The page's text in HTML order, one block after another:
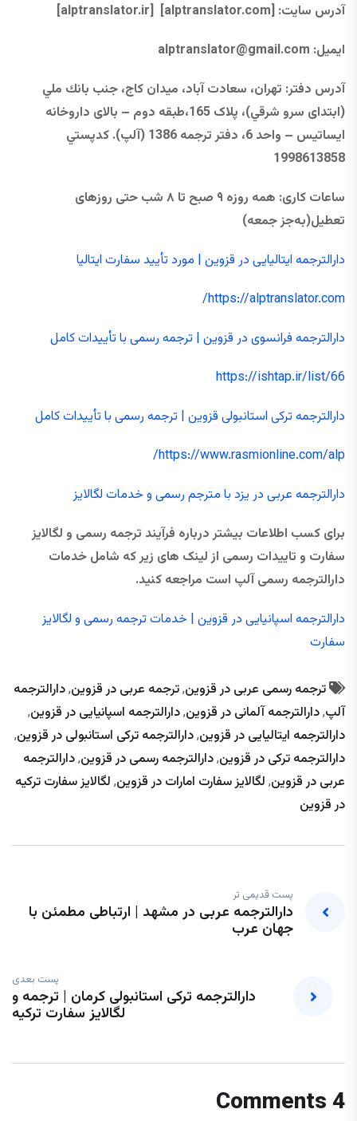
آدرس سایت: [alptranslator.com]
[alptranslator.ir]
ایمیل:
alptranslator@gmail.com
آدرس دفتر: تهران، سعادت آباد، ميدان كاج، جنب بانك ملي
(ابتدای سرو شرقي)، پلاک 165،طبقه دوم – بالای داروخانه
ایساتیس – واحد 6، دفتر ترجمه 1386 (آلپ)
. كدپستي
1998613858
ساعات کاری: همه ‌روزه ۹ صبح تا ۸ شب حتی روزهای
تعطیل(به‌جز جمعه)
دارالترجمه ایتالیایی در قزوین | مورد تأیید سفارت ایتالیا
https://alptranslator.com/
دارالترجمه فرانسوی در قزوین | ترجمه رسمی با تأییدات کامل
https://ishtap.ir/list/66
دارالترجمه ترکی استانبولی قزوین | ترجمه رسمی با تأییدات کامل
https://www.rasmionline.com/alp/
دارالترجمه عربی در یزد با مترجم رسمی و خدمات لگالایز
برای کسب اطلاعات بیشتر درباره فرآیند ترجمه رسمی و لگالایز
سفارت و تاییدات رسمی از لینک های زیر که شامل خدمات
دارالترجمه رسمی آلپ است مراجعه کنید.
دارالترجمه اسپانیایی در قزوین | خدمات ترجمه رسمی و لگالایز
سفارت
ترجمه رسمی عربی در قزوین,ترجمه عربی در قزوین,دارالترجمه
آلپ,دارالترجمه آلمانی در قزوین,دارالترجمه اسپانیایی در قزوین,
دارالترجمه ایتالیایی در قزوین,دارالترجمه ترکی استانبولی در قزوین,
دارالترجمه ترکی در قزوین,دارالترجمه رسمی در قزوین,دارالترجمه
عربی در قزوین, لگالایز سفارت امارات در قزوین, لگالایز سفارت ترکیه
در قزوین
پست قدیمی تر
دارالترجمه عربی در مشهد | ارتباطی مطمئن با
جهان عرب
پست بعدی
دارالترجمه ترکی استانبولی کرمان | ترجمه و
لگالایز سفارت ترکیه
4 Comments